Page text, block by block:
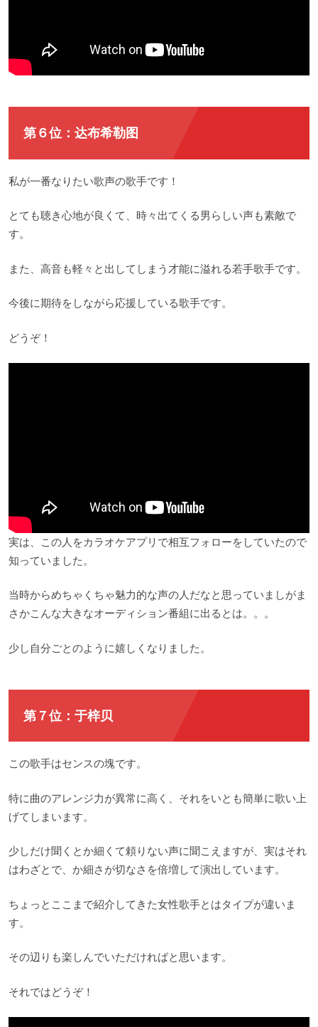
第６位：达布希勒图
私が一番なりたい歌声の歌手です！
とても聴き心地が良くて、時々出てくる男らしい声も素敵で
す。
また、高音も軽々と出してしまう才能に溢れる若手歌手です。
今後に期待をしながら応援している歌手です。
どうぞ！
実は、この人をカラオケアプリで相互フォローをしていたので
知っていました。
当時からめちゃくちゃ魅力的な声の人だなと思っていましがま
さかこんな大きなオーディション番組に出るとは。。。
少し自分ごとのように嬉しくなりました。
第７位：于梓贝
この歌手はセンスの塊です。
特に曲のアレンジ力が異常に高く、それをいとも簡単に歌い上
げてしまいます。
少しだけ聞くとか細くて頼りない声に聞こえますが、実はそれ
はわざとで、か細さが切なさを倍増して演出しています。
ちょっとここまで紹介してきた女性歌手とはタイプが違いま
す。
その辺りも楽しんでいただければと思います。
それではどうぞ！